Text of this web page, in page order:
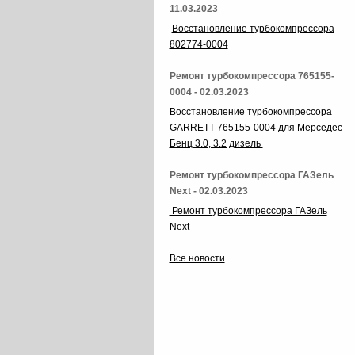
11.03.2023
Восстановление турбокомпрессора
802774-0004
Ремонт турбокомпрессора 765155-
0004 - 02.03.2023
Восстановление турбокомпрессора
GARRETT 765155-0004 для Мерседес
Бенц 3.0, 3.2 дизель
Ремонт турбокомпрессора ГАЗель
Next - 02.03.2023
Ремонт турбокомпрессора ГАЗель
Next
Все новости